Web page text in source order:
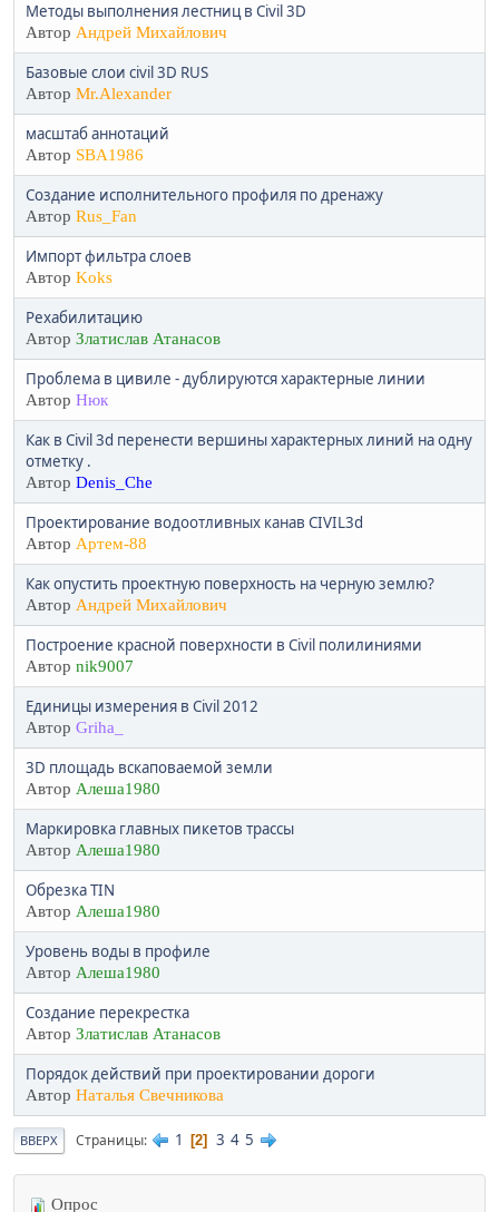
Методы выполнения лестниц в Civil 3D
Автор Андрей Михайлович
Базовые слои civil 3D RUS
Автор Mr.Alexander
масштаб аннотаций
Автор SBA1986
Создание исполнительного профиля по дренажу
Автор Rus_Fan
Импорт фильтра слоев
Автор Koks
Рехабилитацию
Автор Златислав Атанасов
Проблема в цивиле - дублируются характерные линии
Автор Нюк
Как в Civil 3d перенести вершины характерных линий на одну
отметку .
Автор Denis_Che
Проектирование водоотливных канав CIVIL3d
Автор Артем-88
Как опустить проектную поверхность на черную землю?
Автор Андрей Михайлович
Построение красной поверхности в Civil полилиниями
Автор nik9007
Единицы измерения в Civil 2012
Автор Griha_
3D площадь вскаповаемой земли
Автор Алеша1980
Маркировка главных пикетов трассы
Автор Алеша1980
Обрезка TIN
Автор Алеша1980
Уровень воды в профиле
Автор Алеша1980
Создание перекрестка
Автор Златислав Атанасов
Порядок действий при проектировании дороги
Автор Наталья Свечникова
ВВЕРХ Страницы 1 2 3 4 5
Опрос